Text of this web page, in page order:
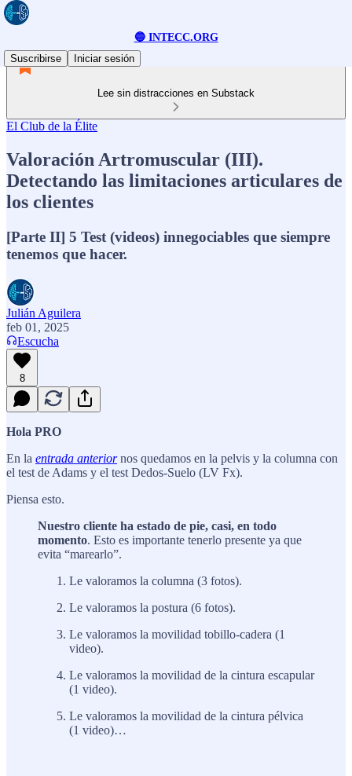
🔵 INTECC.ORG
Suscribirse
Iniciar sesión
Lee sin distracciones en Substack
El Club de la Élite
Valoración Artromuscular (III).
Detectando las limitaciones articulares de
los clientes
[Parte II] 5 Test (videos) innegociables que siempre
tenemos que hacer.
Julián Aguilera
feb 01, 2025
Escucha
8
Hola PRO
En la entrada anteriornos quedamos en la pelvis y la columna con
el test de Adams y el test Dedos-Suelo (LV Fx).
Piensa esto.
Nuestro cliente ha estado de pie, casi, en todo
momento. Esto es importante tenerlo presente ya que
evita “marearlo”.
Le valoramos la columna (3 fotos).
Le valoramos la postura (6 fotos).
Le valoramos la movilidad tobillo-cadera (1
video).
Le valoramos la movilidad de la cintura escapular
(1 video).
Le valoramos la movilidad de la cintura pélvica
(1 video)…